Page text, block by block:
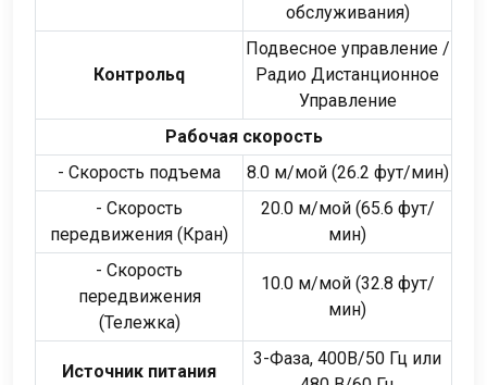
обслуживания)
Контрольq
Подвесное управление /
Радио Дистанционное
Управление
Рабочая скорость
- Скорость подъема
8.0 м/мой (26.2 фут/мин)
- Скорость
передвижения (Кран)
20.0 м/мой (65.6 фут/
мин)
- Скорость
передвижения
(Тележка)
10.0 м/мой (32.8 фут/
мин)
Источник питания
3-Фаза, 400В/50 Гц или